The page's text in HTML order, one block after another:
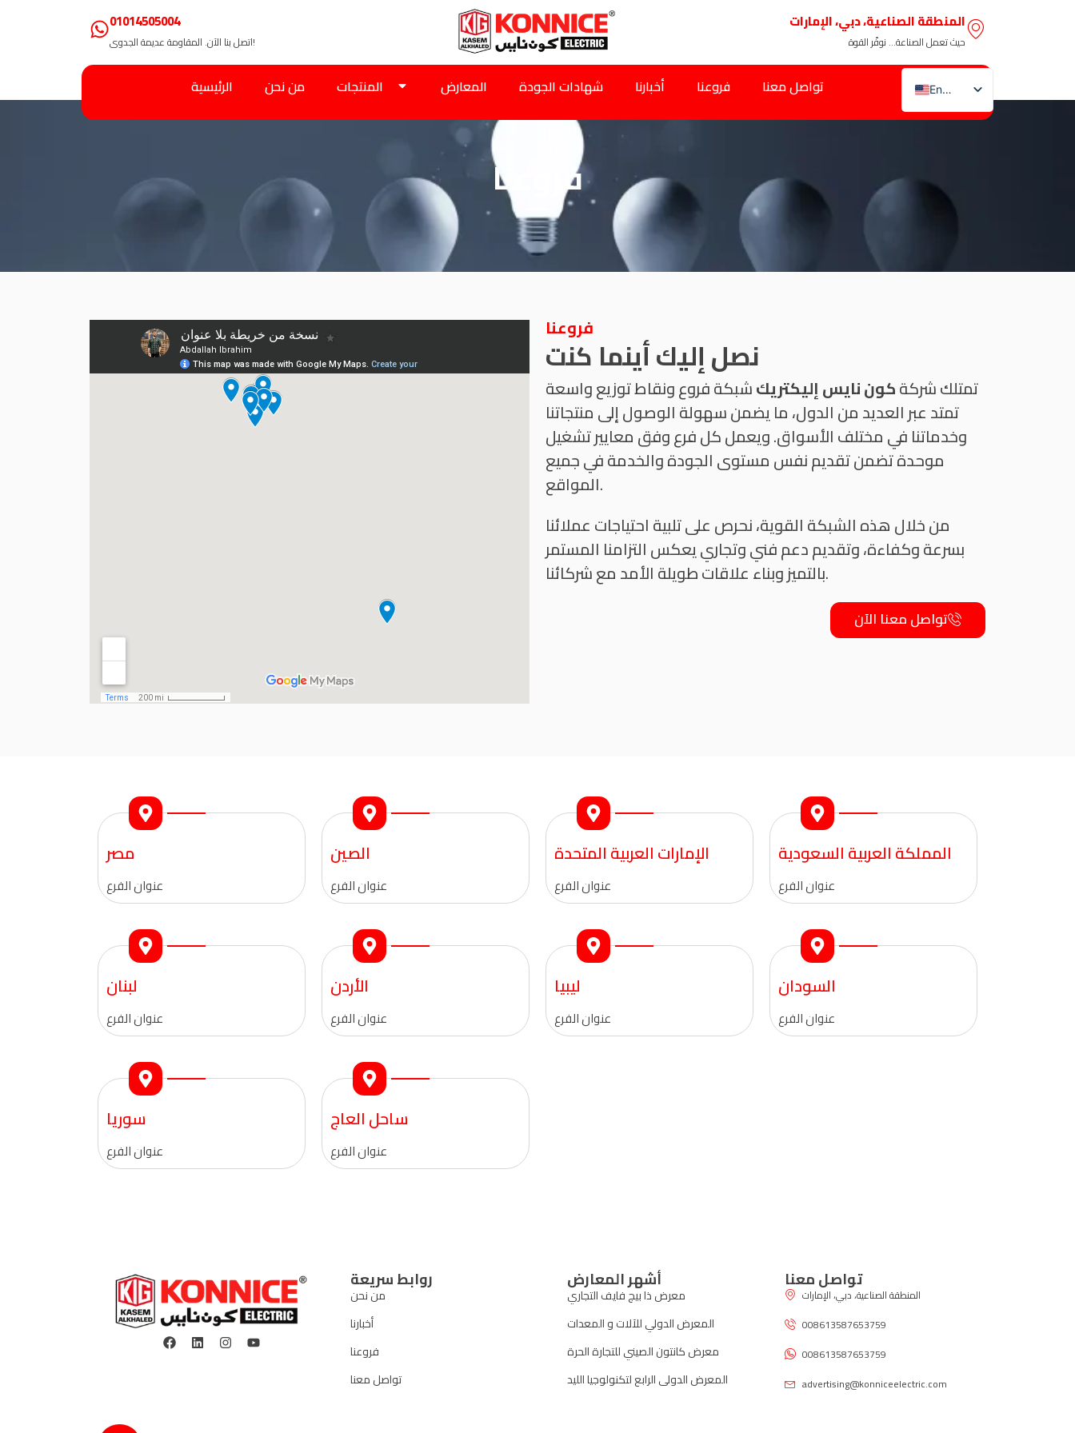
01014505004
اتصل بنا الآن. المقاومة عديمة الجدوى!
المنطقة الصناعية، دبي، الإمارات
حيث تعمل الصناعة… نوفّر القوة
English
Arabic
الرئيسية من نحن المنتجات المعارض شهادات الجودة أخبارنا فروعنا تواصل معنا
فروعنا
فروعنا
نصل إليك أينما كنت
تمتلك شركةكون نايس إليكتريكشبكة فروع ونقاط توزيع واسعة
تمتد عبر العديد من الدول، ما يضمن سهولة الوصول إلى منتجاتنا
وخدماتنا في مختلف الأسواق. ويعمل كل فرع وفق معايير تشغيل
موحدة تضمن تقديم نفس مستوى الجودة والخدمة في جميع
المواقع.
من خلال هذه الشبكة القوية، نحرص على تلبية احتياجات عملائنا
بسرعة وكفاءة، وتقديم دعم فني وتجاري يعكس التزامنا المستمر
بالتميز وبناء علاقات طويلة الأمد مع شركائنا.
تواصل معنا الآن
مصر
عنوان الفرع
الصين
عنوان الفرع
الإمارات العربية المتحدة
عنوان الفرع
المملكة العربية السعودية
عنوان الفرع
لبنان
عنوان الفرع
الأردن
عنوان الفرع
ليبيا
عنوان الفرع
السودان
عنوان الفرع
سوريا
عنوان الفرع
ساحل العاج
عنوان الفرع
روابط سريعة
من نحن
أخبارنا
فروعنا
تواصل معنا
أشهر المعارض
معرض ذا بيج فايف التجاري
المعرض الدولي للآلات و المعدات
معرض كانتون الصيني للتجارة الحرة
المعرض الدولى الرابع لتكنولوجيا الليد
تواصل معنا
المنطقة الصناعية، دبي، الإمارات
008613587653759
008613587653759
advertising@konniceelectric.com